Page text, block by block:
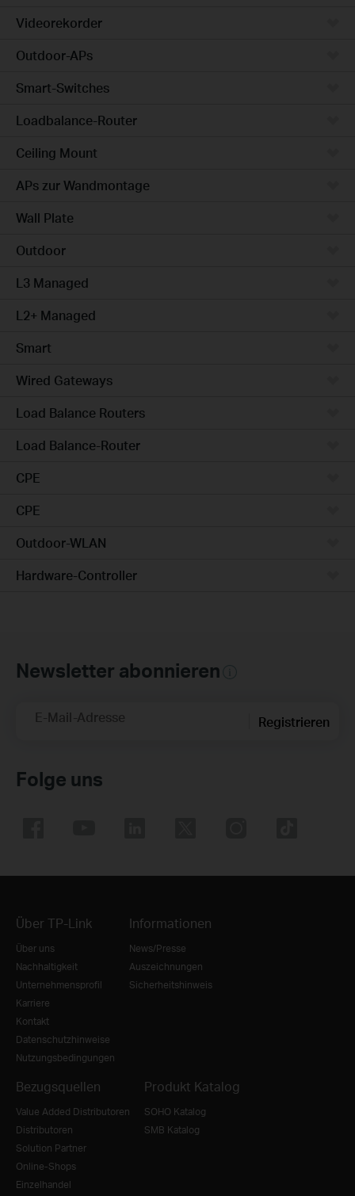
Videorekorder
Outdoor-APs
Smart-Switches
Loadbalance-Router
Ceiling Mount
APs zur Wandmontage
Wall Plate
Outdoor
L3 Managed
L2+ Managed
Smart
Wired Gateways
Load Balance Routers
Load Balance-Router
CPE
CPE
Outdoor-WLAN
Hardware-Controller
Newsletter abonnieren
E-Mail-Adresse Registrieren
Folge uns
Über TP-Link
Über uns
Nachhaltigkeit
Unternehmensprofil
Karriere
Kontakt
Datenschutzhinweise
Nutzungsbedingungen
Informationen
News/Presse
Auszeichnungen
Sicherheitshinweis
Bezugsquellen
Value Added Distributoren
Distributoren
Solution Partner
Online-Shops
Einzelhandel
Produkt Katalog
SOHO Katalog
SMB Katalog